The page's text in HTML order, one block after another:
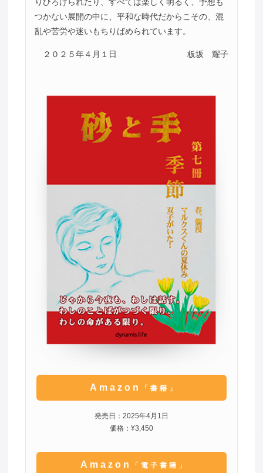
つかない展開の中に、平和な時代だからこその、混
乱や苦労や迷いもちりばめられています。
２０２５年４月１日 板坂 耀子
Amazon 「書籍」
発売日：2025年4月1日
価格：¥3,450
Amazon 「電子書籍」